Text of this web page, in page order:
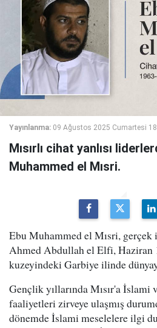
Yayınlanma: 09 Ağustos 2025 Cumartesi
Mısırlı cihat yanlısı
Muhammed el Mısri.
Ebu Muhammed el Mısri,
Ahmed Abdullah el Elfi, Haziran
kuzeyindeki Garbiye ilinde
Gençlik yıllarında Mısır'a İslami
faaliyetleri zirveye ulaşmış
dönemde İslami meselelere ilgi